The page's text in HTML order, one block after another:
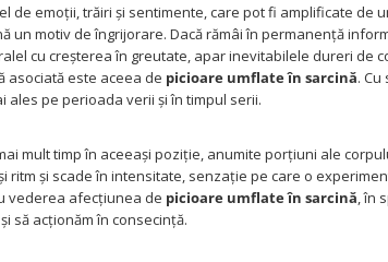
de emoții, trăiri și sentimente, care pot fi amplificate de
un motiv de îngrijorare. Dacă rămâi în permanență
cu creșterea în greutate, apar inevitabilele dureri de
asociată este aceea de picioare umflate în sarcină.
ales pe perioada verii și în timpul serii.
mult timp în aceeași poziție, anumite porțiuni ale
și scade în intensitate, senzație pe care o
vederea afecțiunea de picioare umflate în sarcină, în
să acționăm în consecință.